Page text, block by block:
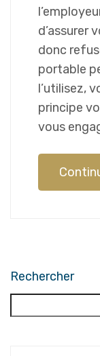
d’assurer
donc
portable
l’utilisez,
principe
vous
Rechercher